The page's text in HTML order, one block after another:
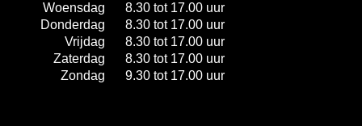
Woensdag
8.30 tot 17.00 uur
Donderdag
8.30 tot 17.00 uur
Vrijdag
8.30 tot 17.00 uur
Zaterdag
8.30 tot 17.00 uur
Zondag
9.30 tot 17.00 uur